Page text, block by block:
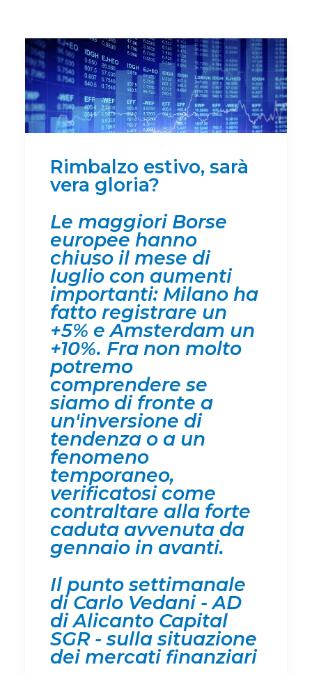
Rimbalzo estivo, sarà
vera gloria?
Le maggiori Borse
europee hanno
chiuso il mese di
luglio con aumenti
importanti: Milano ha
fatto registrare un
+5% e Amsterdam un
+10%. Fra non molto
potremo
comprendere se
siamo di fronte a
un'inversione di
tendenza o a un
fenomeno
temporaneo,
verificatosi come
contraltare alla forte
caduta avvenuta da
gennaio in avanti.
Il punto settimanale
di Carlo Vedani - AD
di Alicanto Capital
SGR - sulla situazione
dei mercati finanziari